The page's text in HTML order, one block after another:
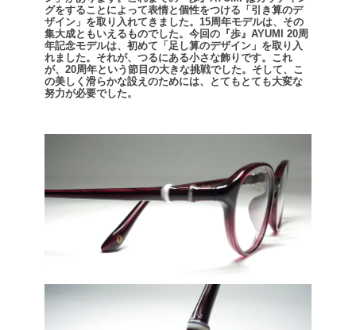
グをすることによって表情と個性をつける「引き算のデ
ザイン」を取り入れてきました。 15周年モデルは、その
集大成ともいえるものでした。 今回の『歩』AYUMI 20周
年記念モデルは、初めて「足し算のデザイン」を取り入
れました。 それが、つるにある小さな飾りです。これ
が、20周年という節目の大きな挑戦でした。 そして、こ
の美しく滑らかな設えのためには、とてもとても大変な
努力が必要でした。